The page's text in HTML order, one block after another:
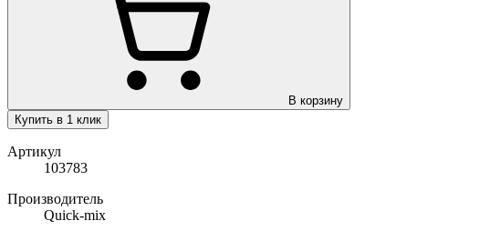
В корзину
Купить в 1 клик
Артикул
103783
Производитель
Quick-mix